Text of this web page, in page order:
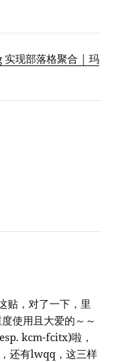
现部落格聚合 | 玛
贴，对了一下，里
使用且大爱的～～
kcm-fcitx)啦，
还有lwqq，这三样